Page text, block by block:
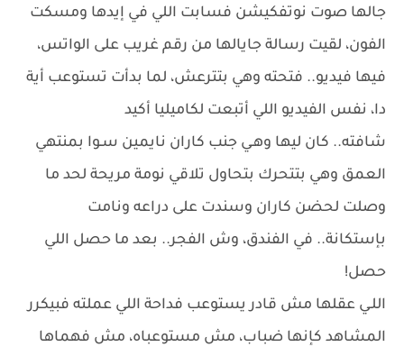
جالها صوت نوتفكيشن فسابت اللي في إيدها ومسكت
الفون، لقيت رسالة جايالها من رقم غريب على الواتس،
فيها فيديو.. فتحته وهي بتترعش، لما بدأت تستوعب أية
دا، نفس الفيديو اللي أتبعت لكاميليا أكيد
شافته.. كان ليها وهـي جنب كاران نايمين سـوا بمنتهي
العمق وهي بتتحرك بتحاول تلاقي نومة مريحة لحد ما
وصلت لحضن كاران وسندت على دراعه ونامت
بإستكانة.. في الفندق، وش الفجر.. بعد ما حصل اللي
حصل!
اللـي عقلها مش قادر يستوعب فداحة اللي عملته فبيكرر
المشاهد كإنها ضباب، مش مستوعباه، مش فهماها